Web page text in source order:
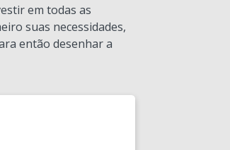
em todas as
suas necessidades,
então desenhar a